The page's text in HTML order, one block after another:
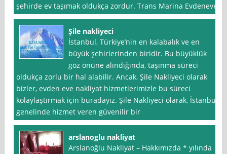
şehirde ev taşımak oldukça zordur. Trans Marina Evdeneve
Şile nakliyeci
İstanbul, Türkiye’nin en kalabalık ve en
büyük şehirlerinden biridir. Bu büyüklük
göz önüne alındığında, taşınma süreci
oldukça zorlu bir hal alabilir. Ancak, Şile Nakliyeci olarak
bizler, evden eve nakliyat hizmetlerimizle bu süreci
kolaylaştırmak için buradayız. Şile Nakliyeci olarak, İstanbul
genelinde hizmet veren güvenilir bir
arslanoglu nakliyat
Arslanoğlu Nakliyat – Hakkımızda * yılında